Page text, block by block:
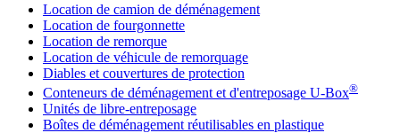
Location de camion de déménagement
Location de fourgonnette
Location de remorque
Location de véhicule de remorquage
Diables et couvertures de protection
Conteneurs de déménagement et d'entreposage U-Box®
Unités de libre-entreposage
Boîtes de déménagement réutilisables en plastique